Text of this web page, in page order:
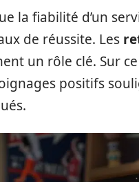
la fiabilité d’un
de réussite. Les
un rôle clé. Sur
positifs